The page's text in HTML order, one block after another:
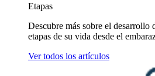
Etapas
Descubre más sobre el desarrollo
etapas de su vida desde el
Ver todos los artículos